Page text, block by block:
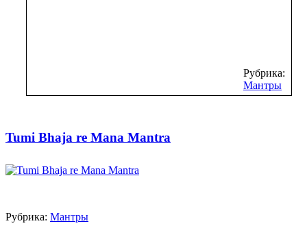
Рубрика:
Мантры
Tumi Bhaja re Mana Mantra
Рубрика: Мантры